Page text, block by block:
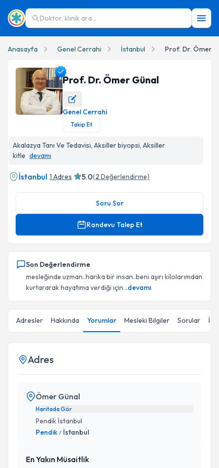
Doktor, klinik ara...
Anasayfa Genel Cerrahi İstanbul Prof. Dr. Ömer
Prof. Dr. Ömer Günal Profil Fotoğrafı
Prof. Dr. Ömer Günal
Genel Cerrahi
Takip Et
Akalazya Tanı Ve Tedavisi, Aksiller biyopsi, Aksiller
kitle devamı
İstanbul 1 Adres 5.0(2Değerlendirme)
Soru Sor
Randevu Talep Et
Son Değerlendirme
mesleğinde uzman..harika bir insan..beni aşırı kilolarımdan
kurtararak hayatıma verdiği için...devamı
Adresler Hakkında Yorumlar Mesleki Bilgiler Sorular
Adres
Ömer Günal
Haritada Gör
Pendik İstanbul
Pendik / İstanbul
En Yakın Müsaitlik